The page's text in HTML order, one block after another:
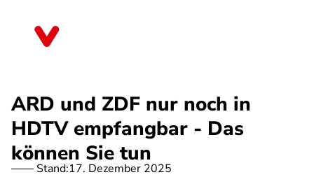
ARD und ZDF nur noch in
HDTV empfangbar - Das
können Sie tun
Stand:17. Dezember 2025